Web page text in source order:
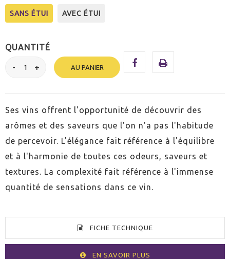
SANS ÉTUI AVEC ÉTUI
QUANTITÉ
AU PANIER
Ses vins offrent l'opportunité de découvrir des
arômes et des saveurs que l'on n'a pas l'habitude
de percevoir. L'élégance fait référence à l'équilibre
et à l'harmonie de toutes ces odeurs, saveurs et
textures. La complexité fait référence à l'immense
quantité de sensations dans ce vin.
FICHE TECHNIQUE
EN SAVOIR PLUS